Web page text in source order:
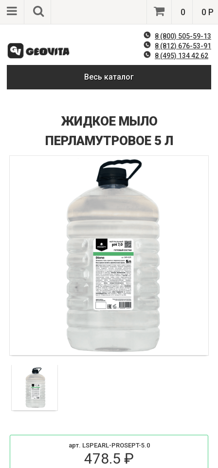
0 0 Р
8 (800) 505-59-13
8 (812) 676-53-91
8 (495) 134 42 62
Весь каталог
ЖИДКОЕ МЫЛО
ПЕРЛАМУТРОВОЕ 5 Л
арт. LSPEARL-PROSEPT-5.0
478.5 ₽